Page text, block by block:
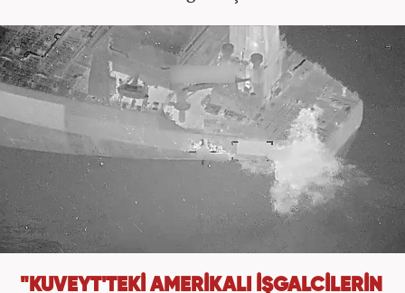
"KUVEYT'TEKİ AMERİKALI İŞGALCİLERİN